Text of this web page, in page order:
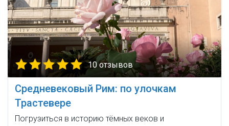
10 отзывов
Средневековый Рим: по улочкам
Трастевере
Погрузиться в историю тёмных веков и